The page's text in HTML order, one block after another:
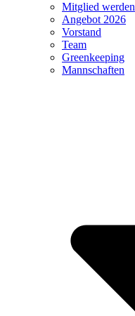
Mitglied werden
Angebot 2026
Vorstand
Team
Greenkeeping
Mannschaften